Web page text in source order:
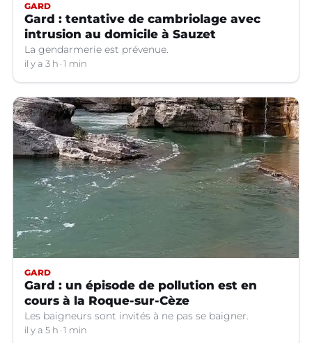
GARD
Gard : tentative de cambriolage avec
intrusion au domicile à Sauzet
La gendarmerie est prévenue.
il y a 3 h 1 min
GARD
Gard : un épisode de pollution est en
cours à la Roque-sur-Cèze
Les baigneurs sont invités à ne pas se baigner.
il y a 5 h 1 min